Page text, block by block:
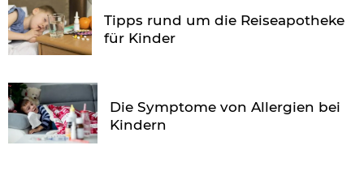
Tipps rund um die Reiseapotheke
für Kinder
Die Symptome von Allergien bei
Kindern